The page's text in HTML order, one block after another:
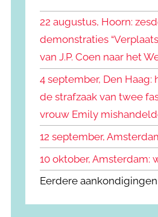
n
a
a
r
:
22 augustus, Hoorn:
demonstraties
van J.P. Coen naar het
4 september, Den Haag:
de strafzaak van twee
vrouw Emily
12 september,
10 oktober, Amsterdam:
Eerdere aankondigingen